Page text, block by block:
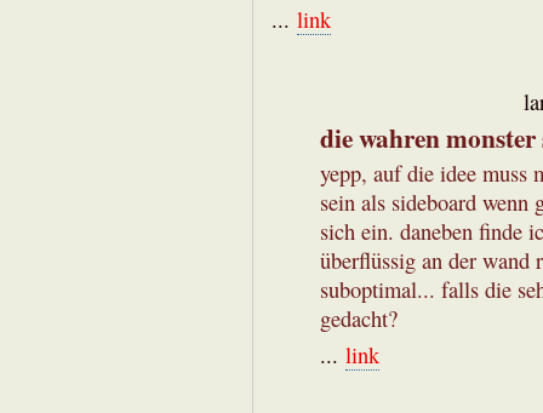
... link
die wahren
yepp, auf die idee muss
sein als sideboard wenn
sich ein. daneben finde
überflüssig an der wand
suboptimal... falls die
gedacht?
... link